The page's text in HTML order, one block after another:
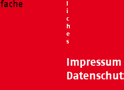
l
i
c
h
e
s
Impressum